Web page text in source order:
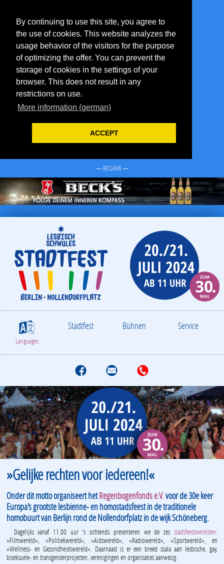
By continuing to use this site, you agree to
the use of cookies. This website analyzes the
usage behavior of the visitors for the purpose
of optimizing the offer. You can prevent the
storage of cookies in the settings of your
browser. This does not result in any
restrictions on use.
More information (german)
ACCEPT
— RECLAME —
S
Languages
Stadtfest Bühnen Service
f M T
»Gelijke rechten voor iedereen!«
Onder dit motto organiseert hetRegenbogenfonds e.V.voor de 30e keer
Europa's grootste lesbienne- en homostadsfeest in de traditionele
homobuurt van Berlijn rond de Nollendorfplatz in de wijk Schöneberg.
Dagelijks vanaf 11.00 uur 's ochtends presenteren we de zes stadsfeestwerelden:
»Filmwereld«, »Politiekwereld«, »Aidswereld«, »Radiowereld«, »Sportwereld«, en
»Wellness- en Gezondheidswereld«. Daarnaast is er een breed scala aan lesbische, gay,
biseksuele- en transgenderprojecten, verenigingen en organisaties aanwezig.